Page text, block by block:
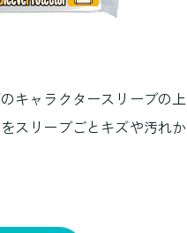
キャラクタースリーブの上
スリーブごとキズや汚れか